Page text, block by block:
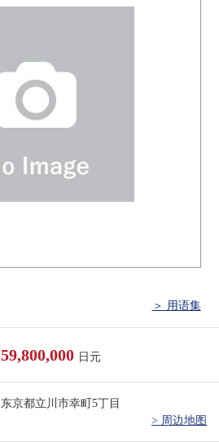
＞ 用语集
59,800,000 日元
东京都立川市幸町5丁目
> 周边地图